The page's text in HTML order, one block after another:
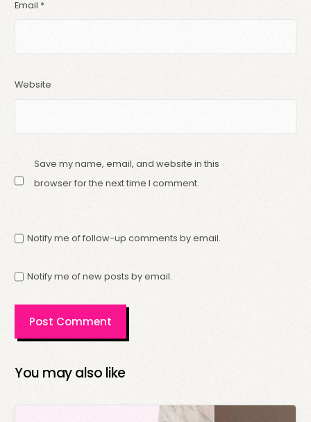
Email *
Website
Save my name, email, and website in this
browser for the next time I comment.
Notify me of follow-up comments by email.
Notify me of new posts by email.
You may also like